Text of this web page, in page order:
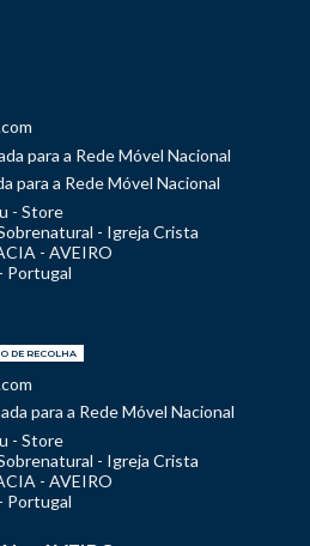
para a Rede Móvel Nacional
para a Rede Móvel Nacional
- Store
- Igreja Crista
- AVEIRO
Portugal
DE RECOLHA
para a Rede Móvel Nacional
- Store
- Igreja Crista
- AVEIRO
Portugal